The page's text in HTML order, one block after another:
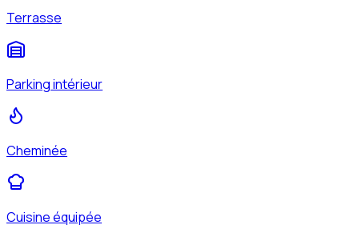
Terrasse
Parking intérieur
Cheminée
Cuisine équipée